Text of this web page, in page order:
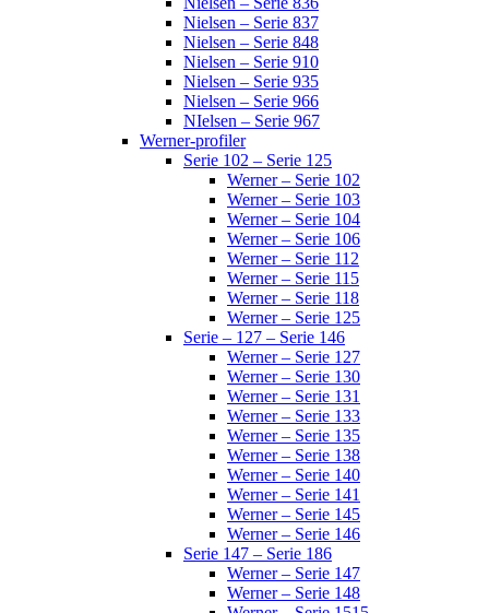
Nielsen – Serie 837
Nielsen – Serie 848
Nielsen – Serie 910
Nielsen – Serie 935
Nielsen – Serie 966
NIelsen – Serie 967
Werner-profiler
Serie 102 – Serie 125
Werner – Serie 102
Werner – Serie 103
Werner – Serie 104
Werner – Serie 106
Werner – Serie 112
Werner – Serie 115
Werner – Serie 118
Werner – Serie 125
Serie – 127 – Serie 146
Werner – Serie 127
Werner – Serie 130
Werner – Serie 131
Werner – Serie 133
Werner – Serie 135
Werner – Serie 138
Werner – Serie 140
Werner – Serie 141
Werner – Serie 145
Werner – Serie 146
Serie 147 – Serie 186
Werner – Serie 147
Werner – Serie 148